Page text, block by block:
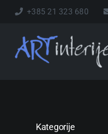
+385 21 323 680
Kategorije